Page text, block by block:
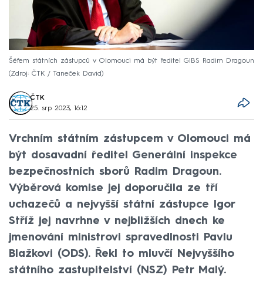
Šéfem státních zástupců v Olomouci má být ředitel GIBS Radim Dragoun
Zdroj: ČTK / Taneček David
ČTK
25. srp 2023, 16:12
Vrchním státním zástupcem v Olomouci má
být dosavadní ředitel Generální inspekce
bezpečnostních sborů Radim Dragoun.
Výběrová komise jej doporučila ze tří
uchazečů a nejvyšší státní zástupce Igor
Stříž jej navrhne v nejbližších dnech ke
jmenování ministrovi spravedlnosti Pavlu
Blažkovi (ODS). Řekl to mluvčí Nejvyššího
státního zastupitelství (NSZ) Petr Malý.